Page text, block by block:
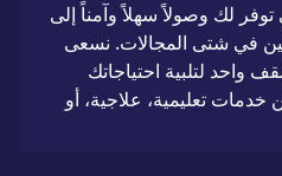
توفر لك وصولاً سهلاً وآمناً إلى
في شتى المجالات. نسعى
لتلبية احتياجاتك
تعليمية، علاجية، أو